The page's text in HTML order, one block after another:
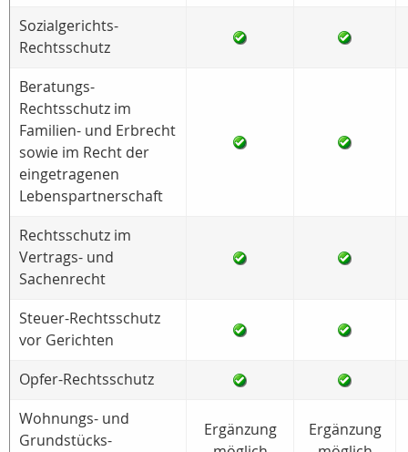
Sozialgerichts-
Rechtsschutz
Beratungs-
Rechtsschutz im
Familien- und Erbrecht
sowie im Recht der
eingetragenen
Lebenspartnerschaft
Rechtsschutz im
Vertrags- und
Sachenrecht
Steuer-Rechtsschutz
vor Gerichten
Opfer-Rechtsschutz
Wohnungs- und
Grundstücks-
Ergänzung
Ergänzung